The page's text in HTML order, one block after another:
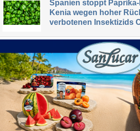
Spanien stoppt
Kenia wegen hoher
verbotenen Insektizids